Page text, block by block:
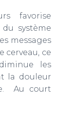
favorise
système
messages
cerveau, ce
les
la douleur
Au court